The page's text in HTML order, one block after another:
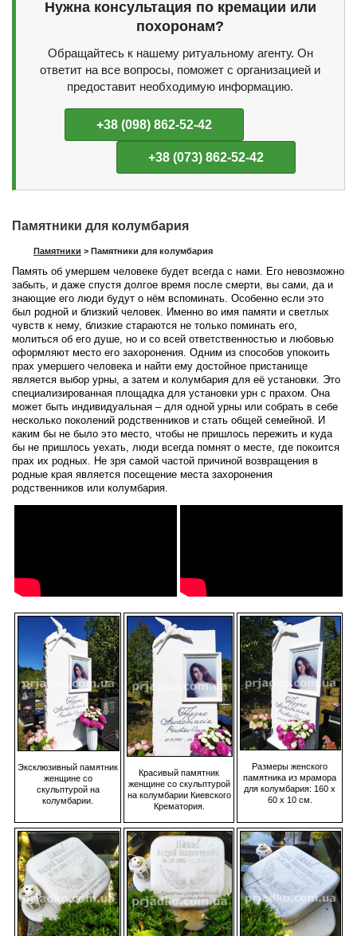
Нужна консультация по кремации или
похоронам?
Обращайтесь к нашему ритуальному агенту. Он
ответит на все вопросы, поможет с организацией и
предоставит необходимую информацию.
+38 (098) 862-52-42
+38 (073) 862-52-42
Памятники для колумбария
Памятники > Памятники для колумбария
Память об умершем человеке будет всегда с нами. Его невозможно
забыть, и даже спустя долгое время после смерти, вы сами, да и
знающие его люди будут о нём вспоминать. Особенно если это
был родной и близкий человек. Именно во имя памяти и светлых
чувств к нему, близкие стараются не только поминать его,
молиться об его душе, но и со всей ответственностью и любовью
оформляют место его захоронения. Одним из способов упокоить
прах умершего человека и найти ему достойное пристанище
является выбор урны, а затем и колумбария для её установки. Это
специализированная площадка для установки урн с прахом. Она
может быть индивидуальная – для одной урны или собрать в себе
несколько поколений родственников и стать общей семейной. И
каким бы не было это место, чтобы не пришлось пережить и куда
бы не пришлось уехать, люди всегда помнят о месте, где покоится
прах их родных. Не зря самой частой причиной возвращения в
родные края является посещение места захоронения
родственников или колумбария.
Эксклюзивный памятник
женщине со
скульптурой на
колумбарии.
Красивый памятник
женщине со скульптурой
на колумбарии Киевского
Крематория.
Размеры женского
памятника из мрамора
для колумбария: 160 х
60 х 10 см.